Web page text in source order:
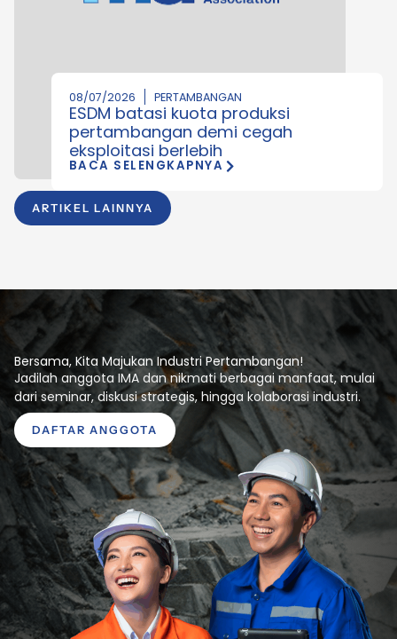
ARTIKEL LAINNYA
08/07/2026 PERTAMBANGAN
ESDM batasi kuota produksi
pertambangan demi cegah
eksploitasi berlebih
BACA SELENGKAPNYA
Bersama, Kita Majukan Industri Pertambangan!
Jadilah anggota IMA dan nikmati berbagai manfaat, mulai
dari seminar, diskusi strategis, hingga kolaborasi industri.
DAFTAR ANGGOTA